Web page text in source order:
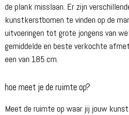
de plank misslaan. Er zijn
kunstkerstbomen te vinden op de
uitvoeringen tot grote jongens van
gemiddelde en beste verkochte
een van 185 cm.
hoe meet je de ruimte op?
Meet de ruimte op waar jij jouw